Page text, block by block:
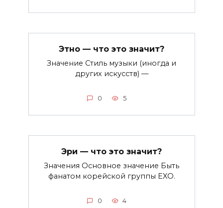
Этно — что это значит?
Значение Стиль музыки (иногда и
других искусств) —
0 5
Эри — что это значит?
Значения Основное значение Быть
фанатом корейской группы EXO.
0 4